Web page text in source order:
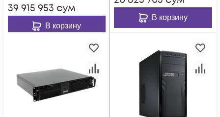
39 915 953 сум
В корзину
В корзину